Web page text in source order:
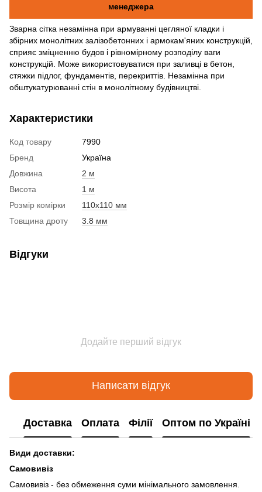
менеджера
Зварна сітка незамінна при армуванні цегляної кладки і
збірних монолітних залізобетонних і армокам'яних конструкцій,
сприяє зміцненню будов і рівномірному розподілу ваги
конструкцій. Може використовуватися при заливці в бетон,
стяжки підлог, фундаментів, перекриттів. Незамінна при
обштукатурюванні стін в монолітному будівництві.
Характеристики
Код товару
7990
Бренд
Україна
Довжина
2 м
Висота
1 м
Розмір комірки
110x110 мм
Товщина дроту
3.8 мм
Відгуки
Додайте перший відгук
Написати відгук
Доставка Оплата Філії Оптом по Україні
Види доставки:
Самовивіз
Самовивіз - без обмеження суми мінімального замовлення.